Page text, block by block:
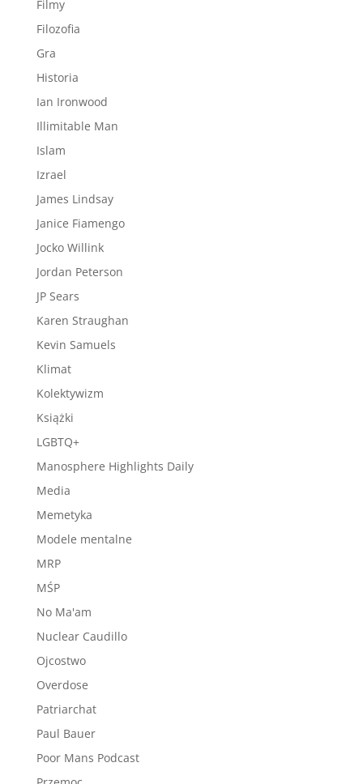
Filmy
Filozofia
Gra
Historia
Ian Ironwood
Illimitable Man
Islam
Izrael
James Lindsay
Janice Fiamengo
Jocko Willink
Jordan Peterson
JP Sears
Karen Straughan
Kevin Samuels
Klimat
Kolektywizm
Książki
LGBTQ+
Manosphere Highlights Daily
Media
Memetyka
Modele mentalne
MRP
MŚP
No Ma'am
Nuclear Caudillo
Ojcostwo
Overdose
Patriarchat
Paul Bauer
Poor Mans Podcast